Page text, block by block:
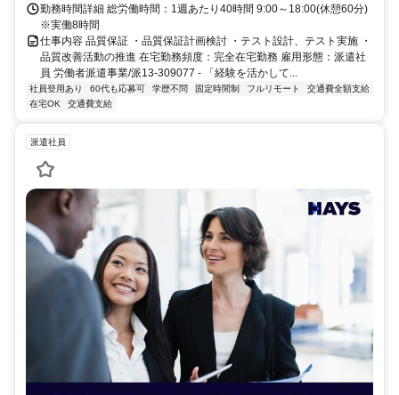
勤務時間詳細 総労働時間：1週あたり40時間 9:00～18:00(休憩60分)
※実働8時間
仕事内容 品質保証 ・品質保証計画検討 ・テスト設計、テスト実施 ・
品質改善活動の推進 在宅勤務頻度：完全在宅勤務 雇用形態：派遣社
員 労働者派遣事業/派13-309077 - 「経験を活かして...
社員登用あり 60代も応募可 学歴不問 固定時間制 フルリモート
交通費全額支給
在宅OK
交通費支給
派遣社員